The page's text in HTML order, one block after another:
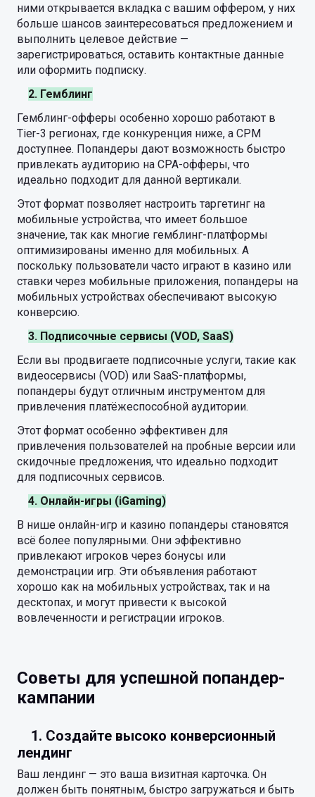
ними открывается вкладка с вашим оффером, у них
больше шансов заинтересоваться предложением и
выполнить целевое действие —
зарегистрироваться, оставить контактные данные
или оформить подписку.
2. Гемблинг
Гемблинг-офферы особенно хорошо работают в
Tier-3 регионах, где конкуренция ниже, а CPM
доступнее. Попандеры дают возможность быстро
привлекать аудиторию на CPA-офферы, что
идеально подходит для данной вертикали.
Этот формат позволяет настроить таргетинг на
мобильные устройства, что имеет большое
значение, так как многие гемблинг-платформы
оптимизированы именно для мобильных. А
поскольку пользователи часто играют в казино или
ставки через мобильные приложения, попандеры на
мобильных устройствах обеспечивают высокую
конверсию.
3. Подписочные сервисы (VOD, SaaS)
Если вы продвигаете подписочные услуги, такие как
видеосервисы (VOD) или SaaS-платформы,
попандеры будут отличным инструментом для
привлечения платёжеспособной аудитории.
Этот формат особенно эффективен для
привлечения пользователей на пробные версии или
скидочные предложения, что идеально подходит
для подписочных сервисов.
4. Онлайн-игры (iGaming)
В нише онлайн-игр и казино попандеры становятся
всё более популярными. Они эффективно
привлекают игроков через бонусы или
демонстрации игр. Эти объявления работают
хорошо как на мобильных устройствах, так и на
десктопах, и могут привести к высокой
вовлеченности и регистрации игроков.
Советы для успешной попандер-
кампании
1. Создайте высоко конверсионный
лендинг
Ваш лендинг — это ваша визитная карточка. Он
должен быть понятным, быстро загружаться и быть